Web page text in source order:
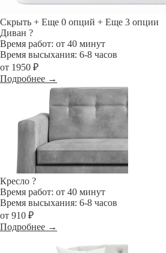
Скрыть + Еще 0 опций + Еще 3 опции
Диван ?
Время работ: от 40 минут
Время высыхания: 6-8 часов
от 1950 ₽
Подробнее →
Кресло ?
Время работ: от 40 минут
Время высыхания: 6-8 часов
от 910 ₽
Подробнее →